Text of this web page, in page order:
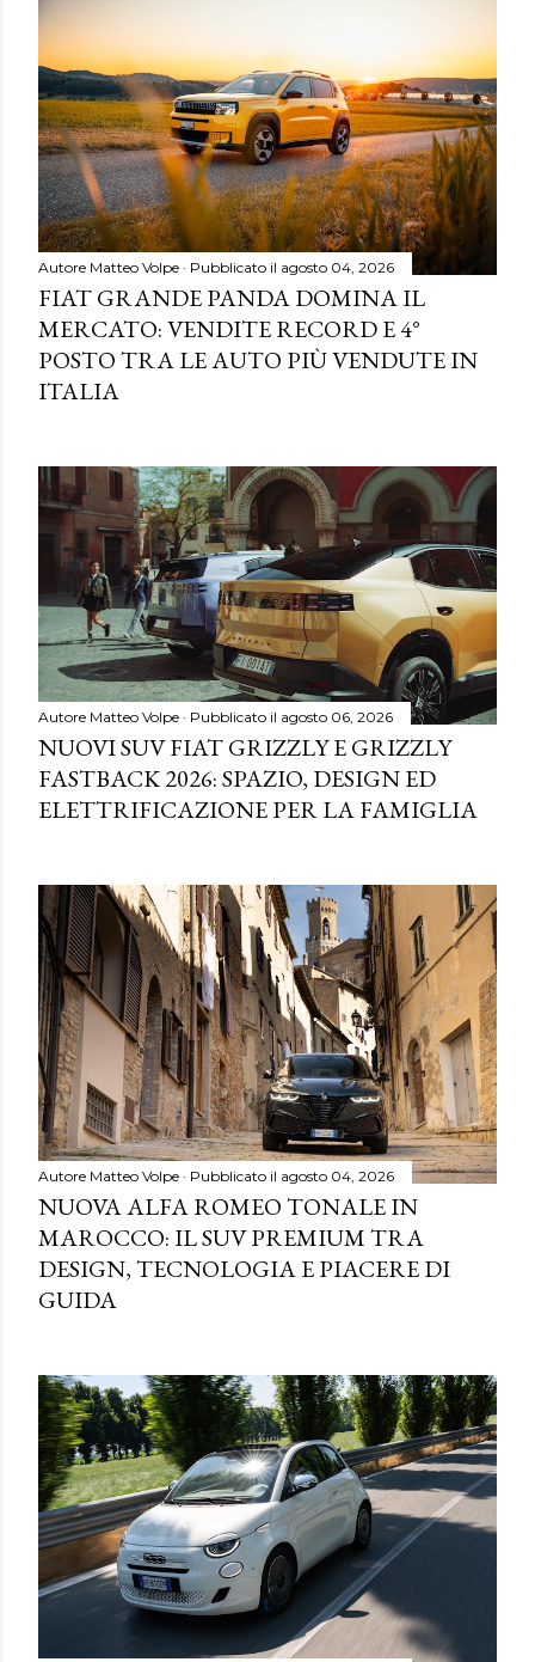
Autore Matteo Volpe Pubblicato il agosto 04, 2026
FIAT GRANDE PANDA DOMINA IL
MERCATO: VENDITE RECORD E 4°
POSTO TRA LE AUTO PIÙ VENDUTE IN
ITALIA
Autore Matteo Volpe Pubblicato il agosto 06, 2026
NUOVI SUV FIAT GRIZZLY E GRIZZLY
FASTBACK 2026: SPAZIO, DESIGN ED
ELETTRIFICAZIONE PER LA FAMIGLIA
Autore Matteo Volpe Pubblicato il agosto 04, 2026
NUOVA ALFA ROMEO TONALE IN
MAROCCO: IL SUV PREMIUM TRA
DESIGN, TECNOLOGIA E PIACERE DI
GUIDA